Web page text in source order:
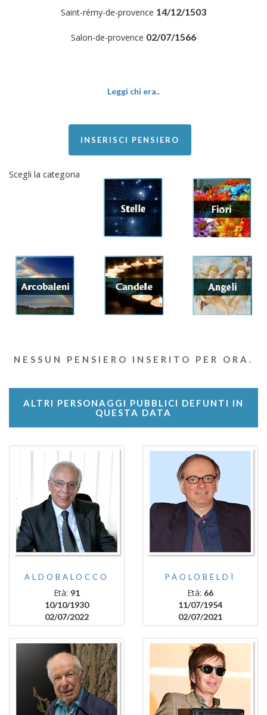
Saint-rémy-de-provence 14/12/1503
Salon-de-provence 02/07/1566
Leggi chi era..
INSERISCI PENSIERO
Scegli la categoria
NESSUN PENSIERO INSERITO PER ORA.
ALTRI PERSONAGGI PUBBLICI DEFUNTI IN
QUESTA DATA
ALDOBALOCCO
Età: 91
10/10/1930
02/07/2022
PAOLOBELDÌ
Età: 66
11/07/1954
02/07/2021